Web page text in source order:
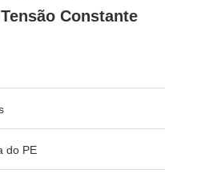
Constante
do PE